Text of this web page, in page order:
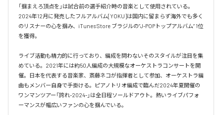
「掴まえろ頂点を」は試合前の選手紹介時の音楽として使用されている。
2024年12月に発売したフルアルバム[YOKU]は国内に留まらず海外でも多く
のリスナーの心を掴み、iTunes Store ブラジルの”J-POPトップアルバム” 1位
を獲得。
ライブ活動も精力的に行っており、編成を問わないそのスタイルが注目を集
めている。2021年には約50人編成の大規模なオーケストラコンサートを開
催。日本を代表する音楽家、斎藤ネコが指揮者として参加、オーケストラ編
曲もメンバー自身で手掛ける。ピアノトリオ編成で臨んだ2024年夏開催の
ワンマンツアー「誇れ-2024-」は全日程ソールドアウト。熱いライブパフォ
ーマンスが幅広いファンの心を掴んでいる。